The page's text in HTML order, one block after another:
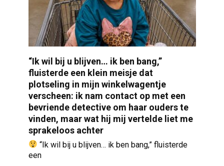
“Ik wil bij u blijven… ik ben bang,”
fluisterde een klein meisje dat
plotseling in mijn winkelwagentje
verscheen: ik nam contact op met een
bevriende detective om haar ouders te
vinden, maar wat hij mij vertelde liet me
sprakeloos achter
“Ik wil bij u blijven… ik ben bang,” fluisterde
een